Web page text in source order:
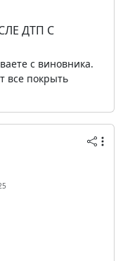
ДТП С
с виновника.
все покрыть